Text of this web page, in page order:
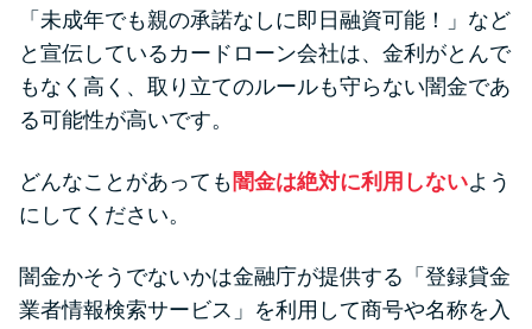
「未成年でも親の承諾なしに即日融資可能！」など
と宣伝しているカードローン会社は、金利がとんで
もなく高く、取り立てのルールも守らない闇金であ
る可能性が高いです。
どんなことがあっても 闇金は絶対に利用しないよう
にしてください。
闇金かそうでないかは金融庁が提供する「登録貸金
業者情報検索サービス」を利用して商号や名称を入